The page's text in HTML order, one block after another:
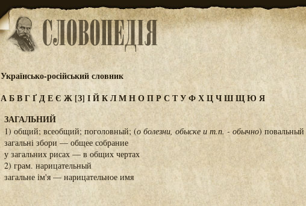
Українсько-російський словник
АБВГҐДЕЄ Ж[З] ІЙКЛМНОПРС ТУФХЦЧШЩЮ Я
ЗАГАЛЬНИЙ
1) общий; всеобщий; поголовный; (о болезни, обыске и т.п. - обычно) повальный
загальні збори — общее собрание
у загальних рисах — в общих чертах
2) грам. нарицательный
загальне ім'я — нарицательное имя